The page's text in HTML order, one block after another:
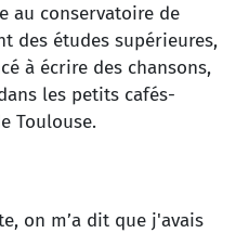
au conservatoire de
des études supérieures,
à écrire des chansons,
les petits cafés-
Toulouse.
on m’a dit que j'avais